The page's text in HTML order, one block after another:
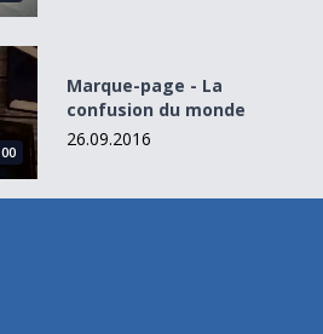
du monde
Marque-page - La
confusion du monde
26.09.2016